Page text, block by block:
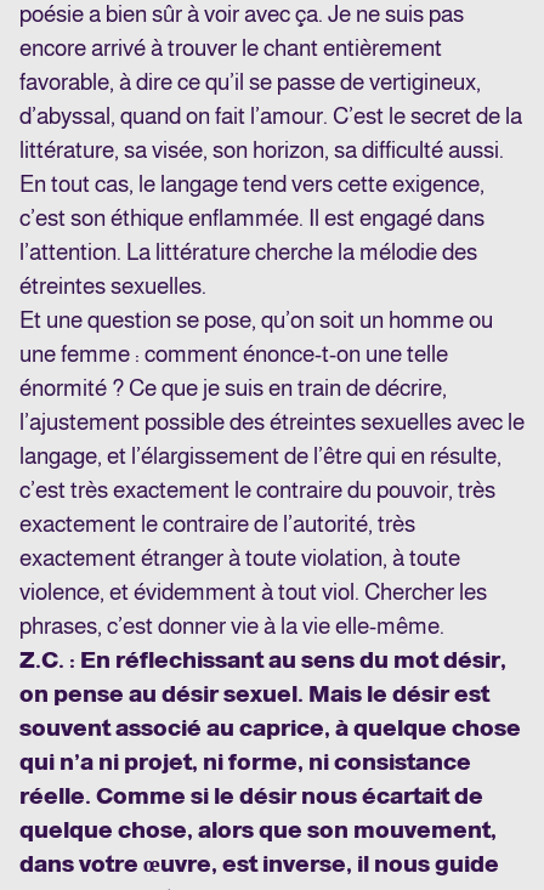
poésie a bien sûr à voir avec ça. Je ne suis pas
encore arrivé à trouver le chant entièrement
favorable, à dire ce qu’il se passe de vertigineux,
d’abyssal, quand on fait l’amour. C’est le secret de la
littérature, sa visée, son horizon, sa difficulté aussi.
En tout cas, le langage tend vers cette exigence,
c’est son éthique enflammée. Il est engagé dans
l’attention. La littérature cherche la mélodie des
étreintes sexuelles.
Et une question se pose, qu’on soit un homme ou
une femme : comment énonce-t-on une telle
énormité ? Ce que je suis en train de décrire,
l’ajustement possible des étreintes sexuelles avec le
langage, et l’élargissement de l’être qui en résulte,
c’est très exactement le contraire du pouvoir, très
exactement le contraire de l’autorité, très
exactement étranger à toute violation, à toute
violence, et évidemment à tout viol. Chercher les
phrases, c’est donner vie à la vie elle-même.
Z.C. : En réflechissant au sens du mot désir,
on pense au désir sexuel. Mais le désir est
souvent associé au caprice, à quelque chose
qui n’a ni projet, ni forme, ni consistance
réelle. Comme si le désir nous écartait de
quelque chose, alors que son mouvement,
dans votre œuvre, est inverse, il nous guide